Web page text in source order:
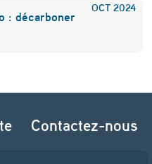
OCT 2024
: décarboner
Contactez-nous